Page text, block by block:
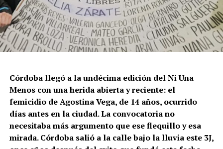
Córdoba llegó a la undécima edición del Ni Una
Menos con una herida abierta y reciente: el
femicidio de Agostina Vega, de 14 años, ocurrido
días antes en la ciudad. La convocatoria no
necesitaba más argumento que ese flequillo y esa
mirada. Córdoba salió a la calle bajo la lluvia este 3J,